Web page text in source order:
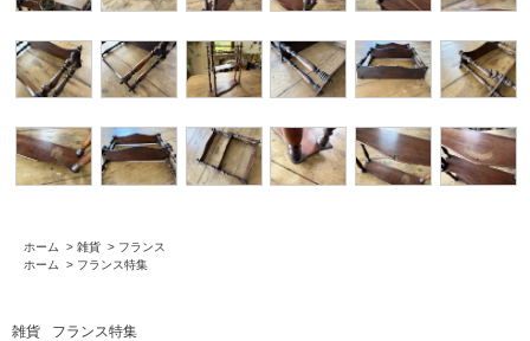
ホーム > 雑貨 > フランス
ホーム
> フランス特集
雑貨 フランス特集